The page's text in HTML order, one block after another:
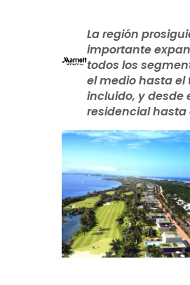
La región
importante
todos los
el medio hasta el
incluido, y desde
residencial hasta